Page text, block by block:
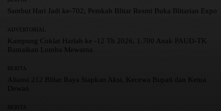
Sambut Hari Jadi ke-702, Pemkab Blitar Resmi Buka Blitarian Expo
ADVERTORIAL
Kampung Coklat Harlah ke -12 Th 2026, 1.700 Anak PAUD-TK
Ramaikan Lomba Mewarna
BERITA
Aliansi 212 Blitar Raya Siapkan Aksi, Kecewa Bupati dan Ketua
Dewan
BERITA